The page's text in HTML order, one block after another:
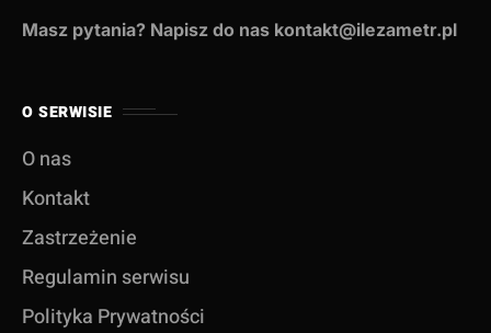
Masz pytania? Napisz do nas kontakt@ilezametr.pl
O SERWISIE
O nas
Kontakt
Zastrzeżenie
Regulamin serwisu
Polityka Prywatności